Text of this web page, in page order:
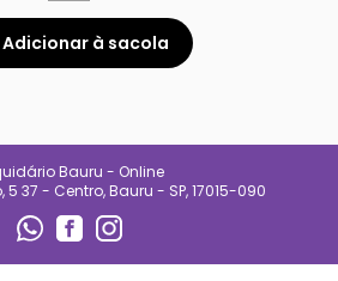
Adicionar à sacola
Bauru - Online
5 37 - Centro, Bauru - SP, 17015-090